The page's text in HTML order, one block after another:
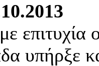
επιτυχία
υπήρξε